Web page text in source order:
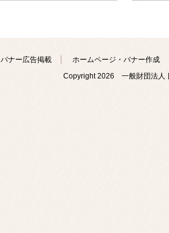
バナー広告掲載
ホームページ・バナー作成
Copyright2026 一般財団法人